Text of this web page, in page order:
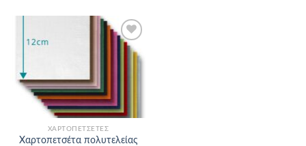
ΧΑΡΤΟΠΕΤΣΈΤΕΣ
Χαρτοπετσέτα πολυτελείας